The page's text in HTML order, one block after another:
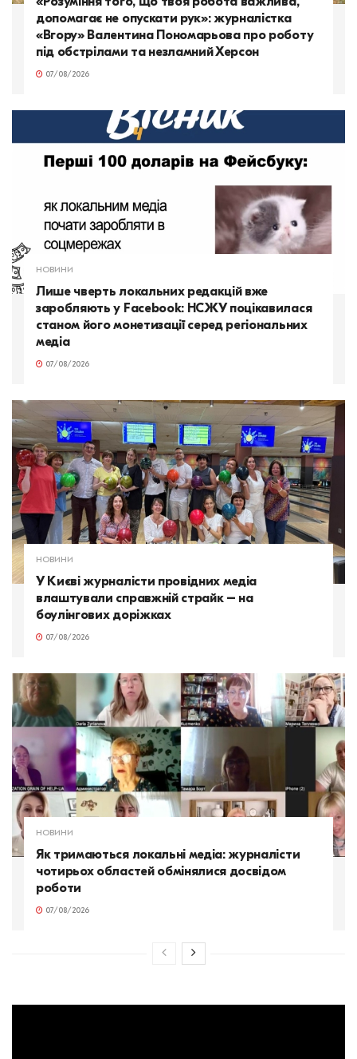
допомагає не опускати рук»: журналістка
«Вгору» Валентина Пономарьова про роботу
під обстрілами та незламний Херсон
07/08/2026
НОВИНИ
Лише чверть локальних редакцій вже
заробляють у Facebook: НСЖУ поцікавилася
станом його монетизації серед регіональних
медіа
07/08/2026
НОВИНИ
У Києві журналісти провідних медіа
влаштували справжній страйк – на
боулінгових доріжках
07/08/2026
НОВИНИ
Як тримаються локальні медіа: журналісти
чотирьох областей обмінялися досвідом
роботи
07/08/2026